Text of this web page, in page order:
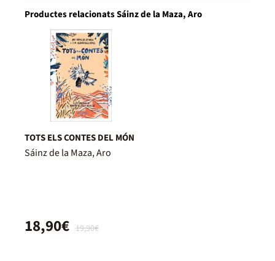
Productes relacionats Sáinz de la Maza, Aro
TOTS ELS CONTES DEL MÓN
Sáinz de la Maza, Aro
19,90€
18,90€